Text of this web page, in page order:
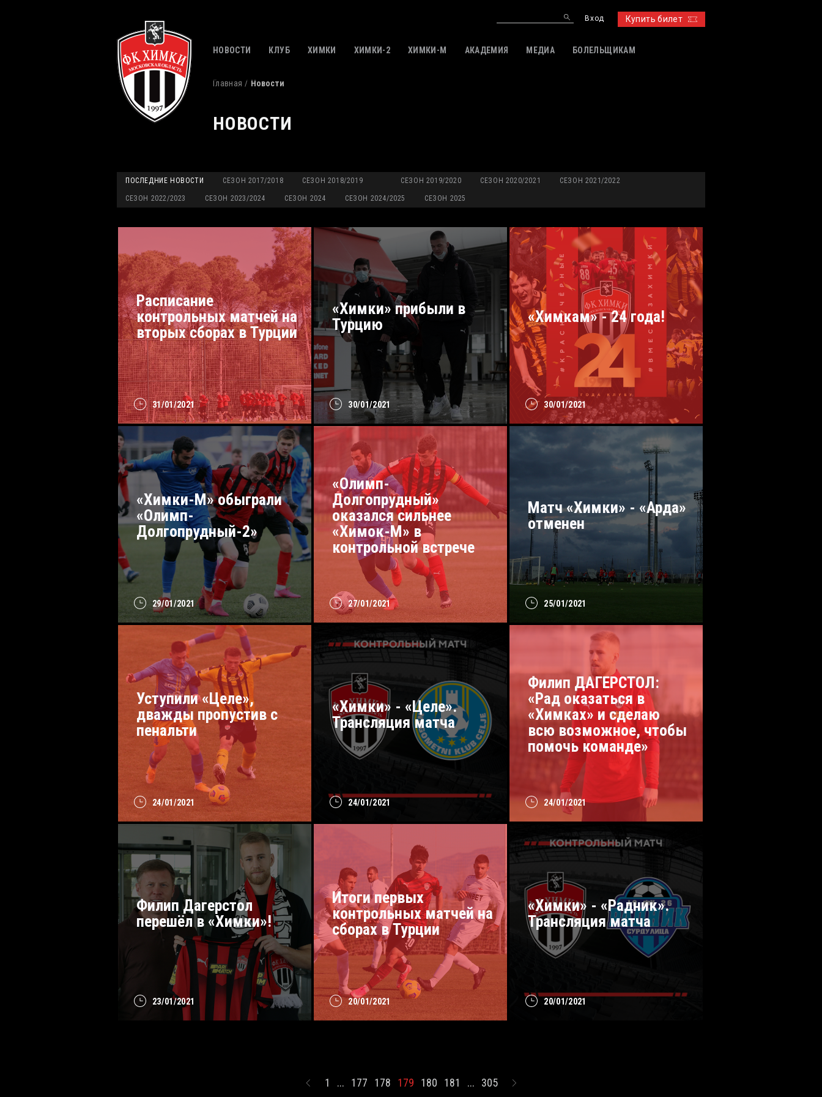
Купить билет
Вход
НОВОСТИ КЛУБ ХИМКИ ХИМКИ-2 ХИМКИ-M АКАДЕМИЯ МЕДИА БОЛЕЛЬЩИКАМ
Главная Новости
НОВОСТИ
ПОСЛЕДНИЕ НОВОСТИ СЕЗОН 2017/2018 СЕЗОН 2018/2019 СЕЗОН 2019/2020 СЕЗОН 2020/2021 СЕЗОН 2021/2022
СЕЗОН 2022/2023 СЕЗОН 2023/2024 СЕЗОН 2024 СЕЗОН 2024/2025 СЕЗОН 2025
31/01/2021
Расписание
контрольных матчей на
вторых сборах в Турции
30/01/2021
«Химки» прибыли в
Турцию
30/01/2021
«Химкам» - 24 года!
29/01/2021
«Химки-М» обыграли
«Олимп-
Долгопрудный-2»
27/01/2021
«Олимп-
Долгопрудный»
оказался сильнее
«Химок-М» в
контрольной встрече
25/01/2021
Матч «Химки» - «Арда»
отменен
24/01/2021
Уступили «Целе»,
дважды пропустив с
пенальти
24/01/2021
«Химки» - «Целе».
Трансляция матча
24/01/2021
Филип ДАГЕРСТОЛ:
«Рад оказаться в
«Химках» и сделаю
всю возможное, чтобы
помочь команде»
23/01/2021
Филип Дагерстол
перешёл в «Химки»!
20/01/2021
Итоги первых
контрольных матчей на
сборах в Турции
20/01/2021
«Химки» - «Радник».
Трансляция матча
1 ... 177 178 179 180 181 ... 305